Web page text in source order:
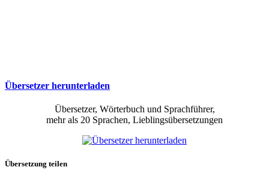
Übersetzer herunterladen
Übersetzer, Wörterbuch und Sprachführer,
mehr als 20 Sprachen, Lieblingsübersetzungen
Übersetzung teilen